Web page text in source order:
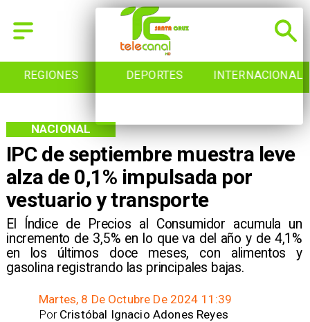
REGIONES DEPORTES INTERNACIONAL
IPC de septiembre muestra leve
alza de 0,1% impulsada por
vestuario y transporte
​El Índice de Precios al Consumidor acumula un
incremento de 3,5% en lo que va del año y de 4,1%
en los últimos doce meses, con alimentos y
gasolina registrando las principales bajas.
NACIONAL
Martes, 8 De Octubre De 2024 11:39
Cristóbal Ignacio Adones Reyes
Por